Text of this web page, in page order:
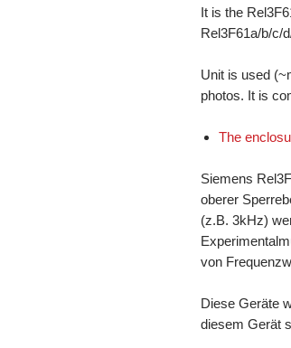
It is the
Rel3F61a/b/c/
Unit is used
photos. It is
The
Siemens
oberer
(z.B. 3kHz)
von
Diese Geräte
diesem Gerät